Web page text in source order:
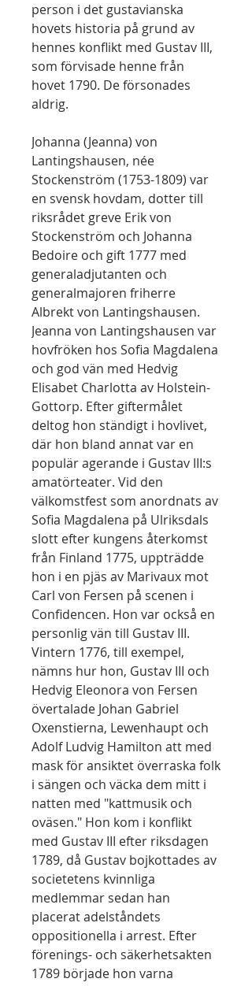
person i det gustavianska
hovets historia på grund av
hennes konflikt med Gustav III,
som förvisade henne från
hovet 1790. De försonades
aldrig.
Johanna (Jeanna) von
Lantingshausen, née
Stockenström (1753-1809) var
en svensk hovdam, dotter till
riksrådet greve Erik von
Stockenström och Johanna
Bedoire och gift 1777 med
generaladjutanten och
generalmajoren friherre
Albrekt von Lantingshausen.
Jeanna von Lantingshausen var
hovfröken hos Sofia Magdalena
och god vän med Hedvig
Elisabet Charlotta av Holstein-
Gottorp. Efter giftermålet
deltog hon ständigt i hovlivet,
där hon bland annat var en
populär agerande i Gustav III:s
amatörteater. Vid den
välkomstfest som anordnats av
Sofia Magdalena på Ulriksdals
slott efter kungens återkomst
från Finland 1775, uppträdde
hon i en pjäs av Marivaux mot
Carl von Fersen på scenen i
Confidencen. Hon var också en
personlig vän till Gustav III.
Vintern 1776, till exempel,
nämns hur hon, Gustav III och
Hedvig Eleonora von Fersen
övertalade Johan Gabriel
Oxenstierna, Lewenhaupt och
Adolf Ludvig Hamilton att med
mask för ansiktet överraska folk
i sängen och väcka dem mitt i
natten med "kattmusik och
oväsen." Hon kom i konflikt
med Gustav III efter riksdagen
1789, då Gustav bojkottades av
societetens kvinnliga
medlemmar sedan han
placerat adelståndets
oppositionella i arrest. Efter
förenings- och säkerhetsakten
1789 började hon varna